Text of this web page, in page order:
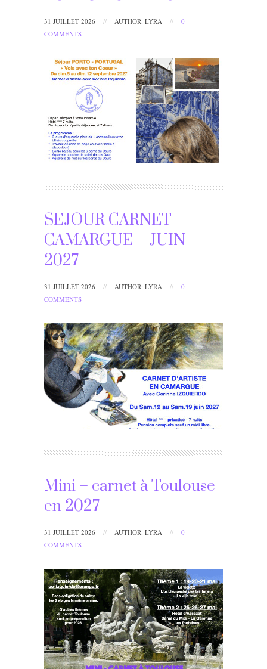
31 JUILLET 2026 // AUTHOR: LYRA //
0
COMMENTS
SEJOUR CARNET
CAMARGUE – JUIN
2027
31 JUILLET 2026 // AUTHOR: LYRA //
0
COMMENTS
Mini – carnet à Toulouse
en 2027
31 JUILLET 2026 // AUTHOR: LYRA //
0
COMMENTS